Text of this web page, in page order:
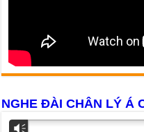
NGHE ĐÀI CHÂN LÝ Á
Trình
Vm